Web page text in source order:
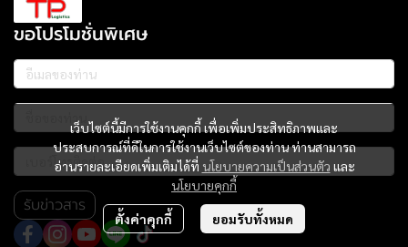
เว็บไซต์นี้มีการใช้งานคุกกี้ เพื่อเพิ่มประสิทธิภาพและ
ประสบการณ์ที่ดีในการใช้งานเว็บไซต์ของท่าน ท่านสามารถ
อ่านรายละเอียดเพิ่มเติมได้ที่ นโยบายความเป็นส่วนตัว และ
นโยบายคุกกี้
ตั้งค่าคุกกี้ ยอมรับทั้งหมด
ขอโปรโมชั่นพิเศษ
รับข่าวสาร